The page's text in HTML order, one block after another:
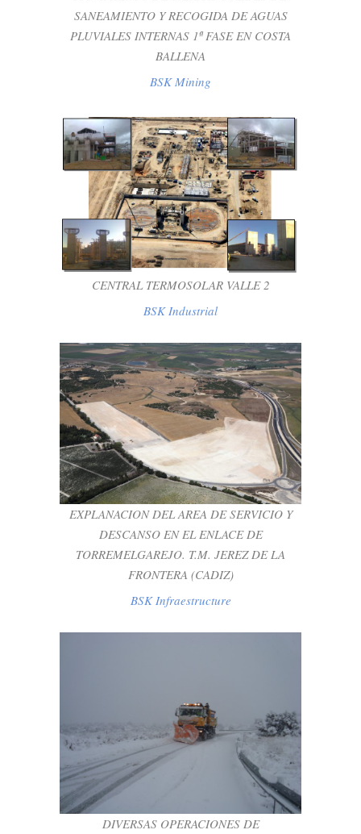
SANEAMIENTO Y RECOGIDA DE AGUAS
PLUVIALES INTERNAS 1ª FASE EN COSTA
BALLENA
BSK Mining
CENTRAL TERMOSOLAR VALLE 2
BSK Industrial
CENTRAL TERMOSOLAR VALLE 2
BSK Industrial
EXPLANACION DEL AREA DE SERVICIO Y
DESCANSO EN EL ENLACE DE
TORREMELGAREJO. T.M. JEREZ DE LA
FRONTERA (CADIZ)
BSK Infraestructure
EXPLANACION DEL AREA DE SERVICIO Y
DESCANSO EN EL ENLACE DE
TORREMELGAREJO. T.M. JEREZ DE LA
FRONTERA (CADIZ)
BSK Infraestructure
DIVERSAS OPERACIONES DE
CONSERVACION EN CARRETERAS DE LA
ZONA NORTE DE GRANADA
DIVERSAS OPERACIONES DE